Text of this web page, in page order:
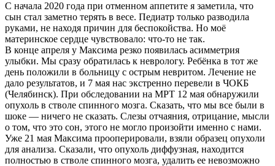
С начала 2020 года при отменном аппетите я заметила, что
сын стал заметно терять в весе. Педиатр только разводила
руками, не находя причин для беспокойства. Но моё
материнское сердце чувствовало: что-то не так.
В конце апреля у Максима резко появилась асимметрия
улыбки. Мы сразу обратилась к неврологу. Ребёнка в тот же
день положили в больницу с острым невритом. Лечение не
дало результатов, и 7 мая нас экстренно перевели в ЧОКБ
(Челябинск). При обследовании на МРТ 12 мая обнаружили
опухоль в стволе спинного мозга. Сказать, что мы все были в
шоке — ничего не сказать. Слезы отчаяния, отрицание, мысли
о том, что это сон, этого не могло произойти именно с нами.
Уже 21 мая Максима прооперировали, взяли образец опухоли
для анализа. Сказали, что опухоль диффузная, находится
полностью в стволе спинного мозга, удалить ее невозможно